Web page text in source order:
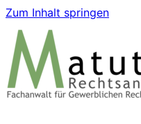
Zum Inhalt springen